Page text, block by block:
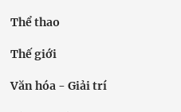
Thể thao
Thế giới
Văn hóa - Giải trí